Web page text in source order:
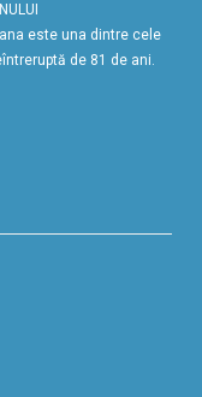
este una dintre cele
de 81 de ani.